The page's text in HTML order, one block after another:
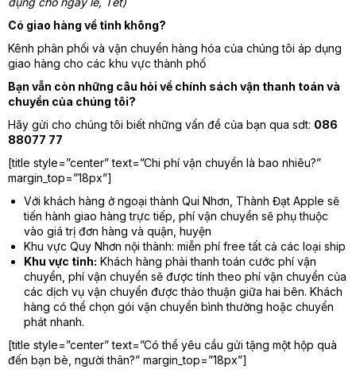
Có giao hàng về tỉnh không?
Kênh phân phối và vận chuyển hàng hóa của chúng tôi áp dụng
giao hàng cho các khu vực thành phố
Bạn vẫn còn những câu hỏi về chính sách vận thanh toán và
chuyển của chúng tôi?
Hãy gửi cho chúng tôi biết những vấn đề của bạn qua sdt: 086
88077 77
[title style=”center” text=”Chi phí vận chuyển là bao nhiêu?”
margin_top=”18px”]
Với khách hàng ở ngoại thành Qui Nhơn, Thành Đạt Apple sẽ
tiến hành giao hàng trực tiếp, phí vận chuyển sẽ phụ thuộc
vào giá trị đơn hàng và quận, huyện
Khu vực Quy Nhơn nội thành: miễn phí free tất cả các loại ship
Khu vực tỉnh: Khách hàng phải thanh toán cước phí vận
chuyển, phí vận chuyển sẽ được tính theo phí vận chuyển của
các dịch vụ vận chuyển được thảo thuận giữa hai bên. Khách
hàng có thể chọn gói vận chuyển bình thường hoặc chuyển
phát nhanh.
[title style=”center” text=”Có thể yêu cầu gửi tặng một hộp quà
đến bạn bè, người thân?” margin_top=”18px”]